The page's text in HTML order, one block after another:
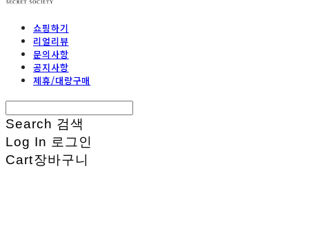
쇼핑하기
리얼리뷰
문의사항
공지사항
제휴/대량구매
Search 검색
Log In 로그인
Cart장바구니